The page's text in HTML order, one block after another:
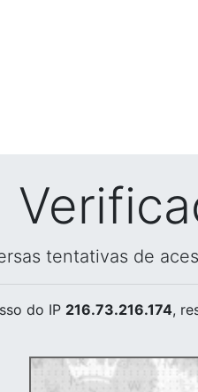
tentativas de
do IP 216.73.216.174,